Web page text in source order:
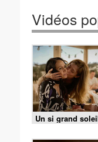
Vidéos
Un si grand
07/08/2026